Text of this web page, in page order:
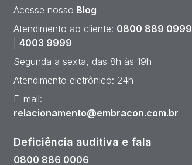
Acesse nosso Blog
Atendimento ao cliente: 0800 889 0999
4003 9999
Segunda a sexta, das 8h às 19h
Atendimento eletrônico: 24h
E-mail:
relacionamento@embracon.com.br
Deficiência auditiva e fala
0800 886 0006